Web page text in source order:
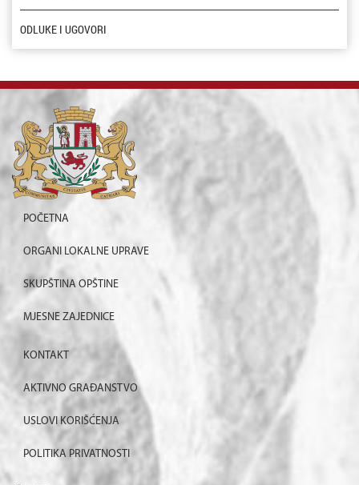
ODLUKE I UGOVORI
POČETNA
ORGANI LOKALNE UPRAVE
SKUPŠTINA OPŠTINE
MJESNE ZAJEDNICE
KONTAKT
AKTIVNO GRAĐANSTVO
USLOVI KORIŠĆENJA
POLITIKA PRIVATNOSTI